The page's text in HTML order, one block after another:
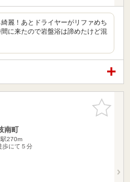
麗！あとドライヤーがリファめち
に来たので岩盤浴は諦めたけど混
お気に入
りに追加
南町
270m
にて５分